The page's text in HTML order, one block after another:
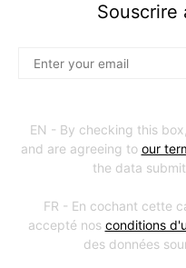
Souscrire
EN - By checking this
and are agreeing to our
the data
FR - En cochant cette
accepté nos conditions
des données